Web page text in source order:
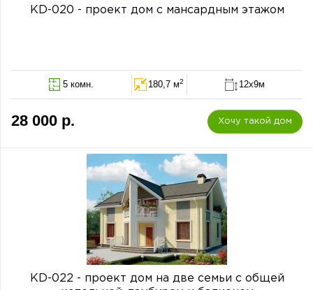
KD-020 - проект дом с мансардным этажом
5 комн. 180,7 м2 12х9м
28 000 р. Хочу такой дом
KD-022 - проект дом на две семьи с общей